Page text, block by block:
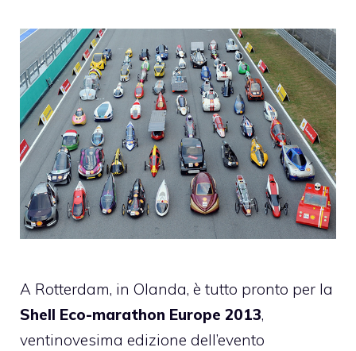
A Rotterdam, in Olanda, è tutto pronto per la
Shell Eco-marathon Europe 2013,
ventinovesima edizione dell’evento